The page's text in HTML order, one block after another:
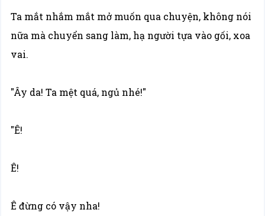
Ta mắt nhắm mắt mở muốn qua chuyện, không nói
nữa mà chuyển sang làm, hạ người tựa vào gối, xoa
vai.
"Ây da! Ta mệt quá, ngủ nhé!"
"Ê!
Ê!
Ê đừng có vậy nha!